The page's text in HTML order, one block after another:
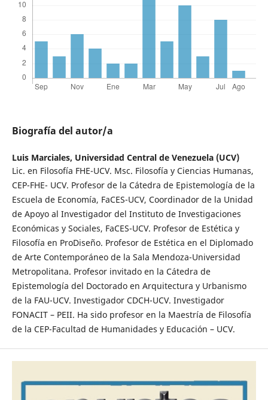
Biografía del autor/a
Luis Marciales, Universidad Central de Venezuela (UCV)
Lic. en Filosofía FHE-UCV. Msc. Filosofía y Ciencias Humanas,
CEP-FHE- UCV. Profesor de la Cátedra de Epistemología de la
Escuela de Economía, FaCES-UCV, Coordinador de la Unidad
de Apoyo al Investigador del Instituto de Investigaciones
Económicas y Sociales, FaCES-UCV. Profesor de Estética y
Filosofía en ProDiseño. Profesor de Estética en el Diplomado
de Arte Contemporáneo de la Sala Mendoza-Universidad
Metropolitana. Profesor invitado en la Cátedra de
Epistemología del Doctorado en Arquitectura y Urbanismo
de la FAU-UCV. Investigador CDCH-UCV. Investigador
FONACIT – PEII. Ha sido profesor en la Maestría de Filosofía
de la CEP-Facultad de Humanidades y Educación – UCV.